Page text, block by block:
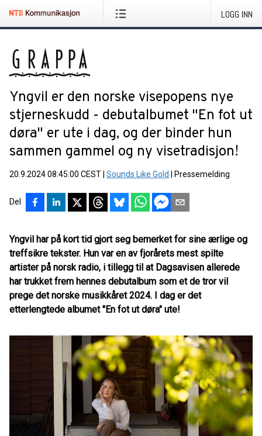
LOGG INN
Yngvil er den norske visepopens nye
stjerneskudd - debutalbumet "En fot ut
døra" er ute i dag, og der binder hun
sammen gammel og ny visetradisjon!
20.9.2024 08:45:00 CEST Sounds Like Gold Pressemelding
Del
Yngvil har på kort tid gjort seg bemerket for sine ærlige og
treffsikre tekster. Hun var en av fjorårets mest spilte
artister på norsk radio, i tillegg til at Dagsavisen allerede
har trukket frem hennes debutalbum som et de tror vil
prege det norske musikkåret 2024. I dag er det
etterlengtede albumet "En fot ut døra" ute!